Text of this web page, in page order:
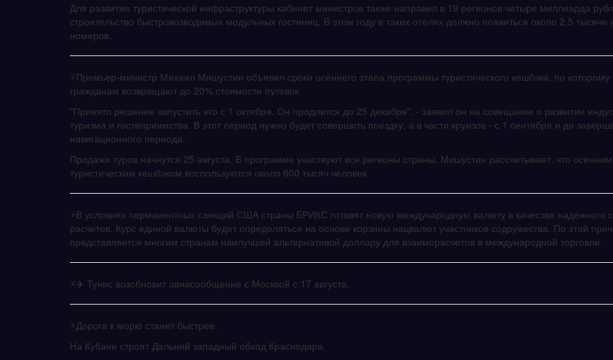
Для развития туристической инфраструктуры кабинет министров также направил в 19 регионов четыре миллиарда
строительство быстровозводимых модульных гостиниц. В этом году в таких отелях должно появиться около 2,5 тысячи
номеров.
⚡️Премьер-министр Михаил Мишустин объявил сроки осеннего этапа программы туристического кешбэка, по которому
гражданам возвращают до 20% стоимости путевок.
"Принято решение запустить его с 1 октября. Он продлится до 25 декабря", - заявил он на совещании о развитии
туризма и гостеприимства. В этот период нужно будет совершить поездку, а в части круизов - с 1 сентября и до
навигационного периода.
Продажи туров начнутся 25 августа. В программе участвуют все регионы страны. Мишустин рассчитывает, что осенним
туристическим кешбэком воспользуются около 600 тысяч человек.
⚡️В условиях перманентных санкций США страны БРИКС готовят новую международную валюту в качестве надежного
расчетов. Курс единой валюты будет определяться на основе корзины нацвалют участников содружества. По этой
представляется многим странам наилучшей альтернативой доллару для взаиморасчетов в международной торговле.
⚡️✈️ Тунис возобновит авиасообщение с Москвой с 17 августа.
⚡️Дорога к морю станет быстрее.
На Кубани строят Дальний западный обход Краснодара.